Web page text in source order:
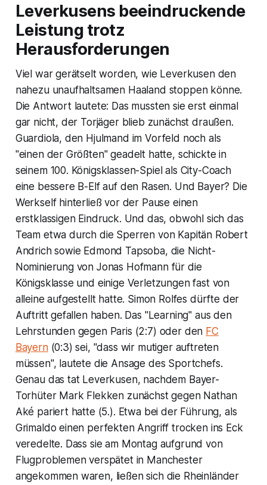
Leverkusens beeindruckende
Leistung trotz
Herausforderungen
Viel war gerätselt worden, wie Leverkusen den
nahezu unaufhaltsamen Haaland stoppen könne.
Die Antwort lautete: Das mussten sie erst einmal
gar nicht, der Torjäger blieb zunächst draußen.
Guardiola, den Hjulmand im Vorfeld noch als
"einen der Größten" geadelt hatte, schickte in
seinem 100. Königsklassen-Spiel als City-Coach
eine bessere B-Elf auf den Rasen. Und Bayer? Die
Werkself hinterließ vor der Pause einen
erstklassigen Eindruck. Und das, obwohl sich das
Team etwa durch die Sperren von Kapitän Robert
Andrich sowie Edmond Tapsoba, die Nicht-
Nominierung von Jonas Hofmann für die
Königsklasse und einige Verletzungen fast von
alleine aufgestellt hatte. Simon Rolfes dürfte der
Auftritt gefallen haben. Das "Learning" aus den
Lehrstunden gegen Paris (2:7) oder den FC
Bayern(0:3) sei, "dass wir mutiger auftreten
müssen", lautete die Ansage des Sportchefs.
Genau das tat Leverkusen, nachdem Bayer-
Torhüter Mark Flekken zunächst gegen Nathan
Aké pariert hatte (5.). Etwa bei der Führung, als
Grimaldo einen perfekten Angriff trocken ins Eck
veredelte. Dass sie am Montag aufgrund von
Flugproblemen verspätet in Manchester
angekommen waren, ließen sich die Rheinländer